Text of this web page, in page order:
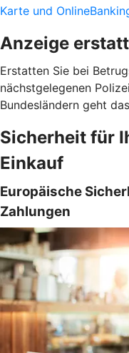
Karte und
Anzeige
Erstatten Sie bei
nächstgelegenen
Bundesländern geht
Sicherheit für
Einkauf
Europäische
Zahlungen